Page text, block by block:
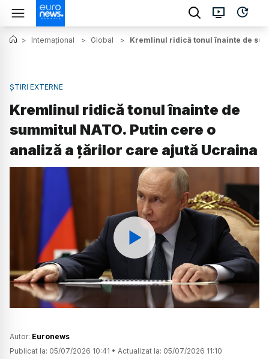
> Internațional > Global > Kremlinul ridică tonul înainte de
ȘTIRI EXTERNE
Kremlinul ridică tonul înainte de
summitul NATO. Putin cere o
analiză a țărilor care ajută Ucraina
Watch
Autor: Euronews
Publicat la: 05/07/2026 10:41 • Actualizat la: 05/07/2026 11:10